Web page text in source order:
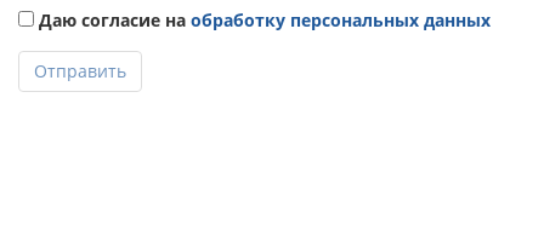
Даю согласие на обработку персональных данных
Отправить